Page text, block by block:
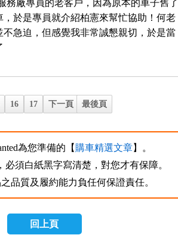
務廠專員的老客戶，因為原本的車子舊了
於是專員就介紹柏憲來幫忙協助！何老
急迫，但感覺我非常誠懇親切，於是當
16 17 下一頁 最後頁
為您準備的【 購車精選文章】。
須白紙黑字寫清楚，對您才有保障。
品質及履約能力負任何保證責任。
回上頁